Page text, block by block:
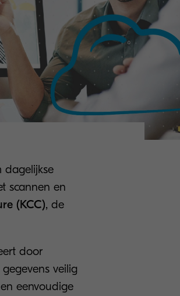
dagelijkse
scannen en
(KCC), de
door
veilig
eenvoudige